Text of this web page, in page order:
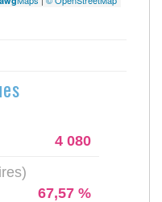
4 080
67,57 %